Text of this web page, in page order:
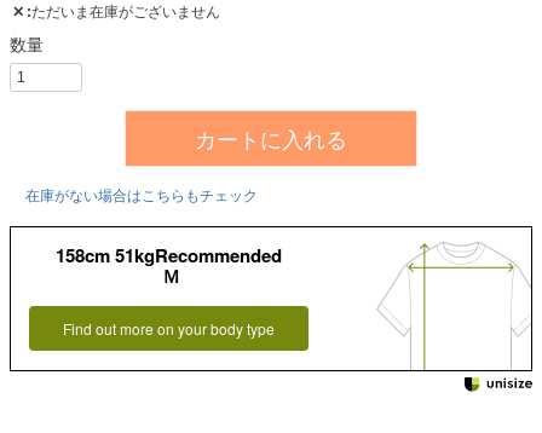
✕ ただいま在庫がございません
カートに入れる
在庫がない場合はこちらもチェック
158cm 51kgRecommended
Ｍ
Find out more on your body type